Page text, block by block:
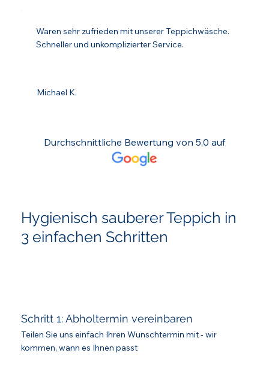
Waren sehr zufrieden mit unserer Teppichwäsche.
Schneller und unkomplizierter Service.
Michael K.
Durchschnittliche Bewertung von 5,0 auf
Hygienisch sauberer Teppich in
3 einfachen Schritten
Schritt 1: Abholtermin vereinbaren
Teilen Sie uns einfach Ihren Wunschtermin mit - wir
kommen, wann es Ihnen passt